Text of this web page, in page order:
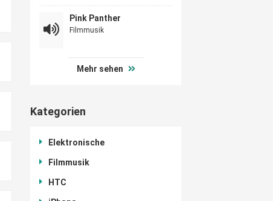
Pink Panther
Filmmusik
Mehr sehen
Kategorien
Elektronische
Filmmusik
HTC